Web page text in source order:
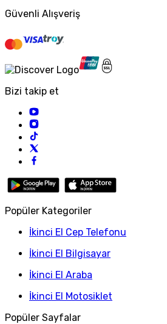
Güvenli Alışveriş
Bizi takip et
Popüler Kategoriler
İkinci El Cep Telefonu
İkinci El Bilgisayar
İkinci El Araba
İkinci El Motosiklet
Popüler Sayfalar